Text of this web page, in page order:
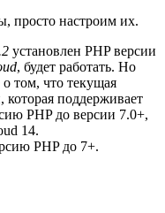
просто настроим их.
установлен PHP версии
, будет работать. Но
том, что текущая
которая поддерживает
PHP до версии 7.0+,
14.
PHP до 7+.